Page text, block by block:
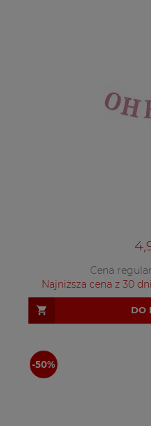
Cena
Najniższa cena z 30
DO